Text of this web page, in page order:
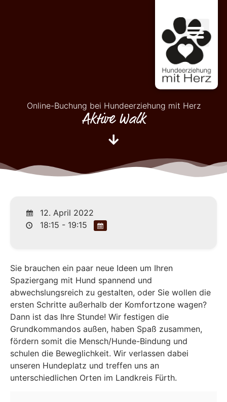
Online-Buchung bei Hundeerziehung mit Herz
Aktive Walk
12. April 2022
18:15 - 19:15
Sie brauchen ein paar neue Ideen um Ihren
Spaziergang mit Hund spannend und
abwechslungsreich zu gestalten, oder Sie wollen die
ersten Schritte außerhalb der Komfortzone wagen?
Dann ist das Ihre Stunde! Wir festigen die
Grundkommandos außen, haben Spaß zusammen,
fördern somit die Mensch/Hunde-Bindung und
schulen die Beweglichkeit. Wir verlassen dabei
unseren Hundeplatz und treffen uns an
unterschiedlichen Orten im Landkreis Fürth.